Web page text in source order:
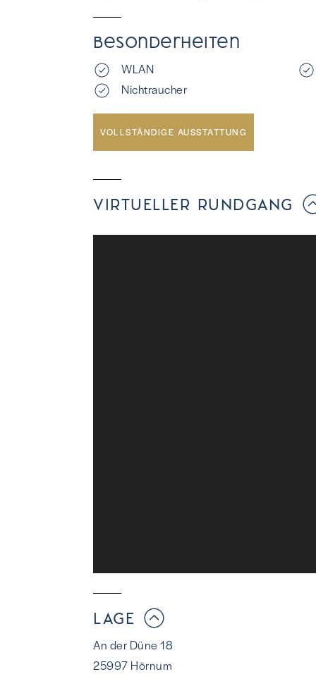
Besonderheiten
WLAN
Nichtraucher
VOLLSTÄNDIGE AUSSTATTUNG
VIRTUELLER RUNDGANG
LAGE
An der Düne 18
25997 Hörnum